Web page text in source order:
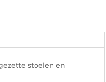
stoelen en